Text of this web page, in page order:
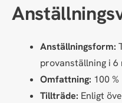
Anställningsform:
provanställning i 6
Omfattning: 100 %
Tillträde: Enligt